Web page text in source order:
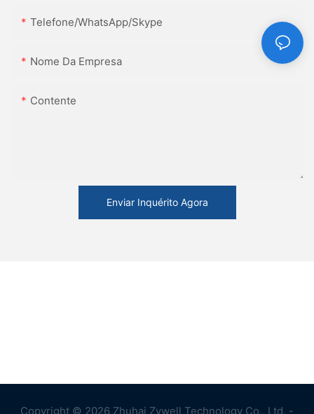
Telefone/WhatsApp/Skype
Nome Da Empresa
Contente
Enviar Inquérito Agora
Copyright © 2026 Zhuhai Zywell Technology Co., Ltd. -